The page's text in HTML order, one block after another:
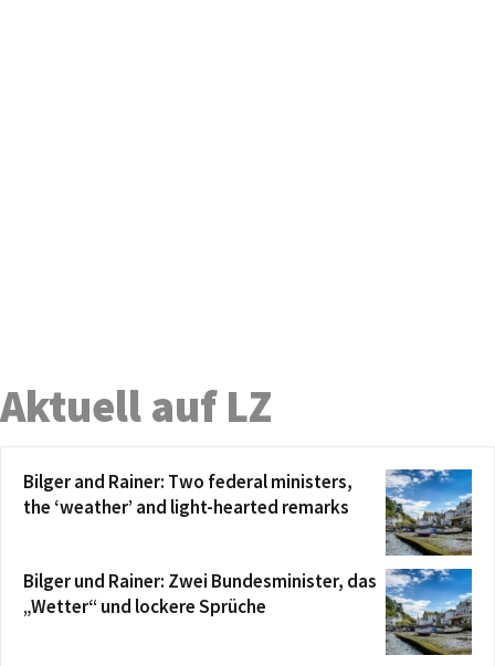
Aktuell auf LZ
Bilger and Rainer: Two federal ministers,
the ‘weather’ and light-hearted remarks
Bilger und Rainer: Zwei Bundesminister, das
„Wetter“ und lockere Sprüche